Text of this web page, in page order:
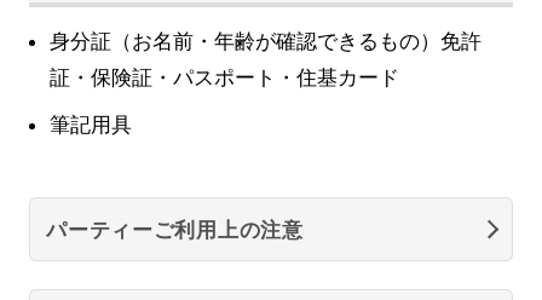
身分証（お名前・年齢が確認できるもの）免許
証・保険証・パスポート・住基カード
筆記用具
パーティーご利用上の注意